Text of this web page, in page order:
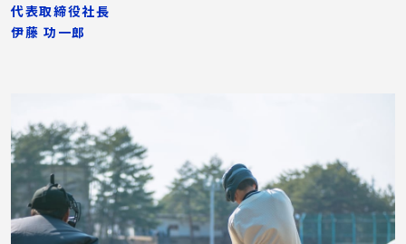
代表取締役社長
伊藤 功一郎